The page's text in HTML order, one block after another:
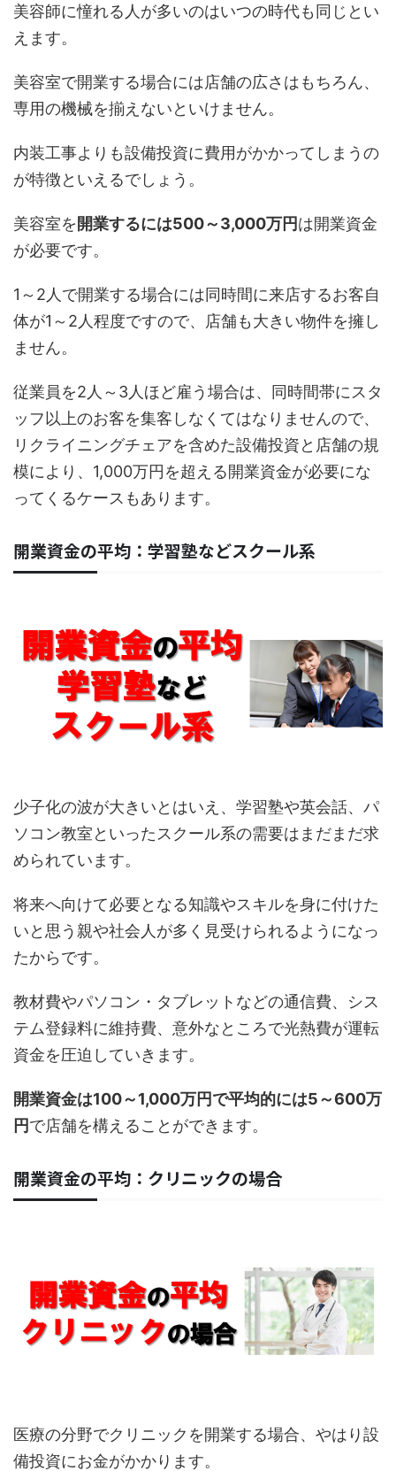
美容師に憧れる人が多いのはいつの時代も同じとい
えます。
美容室で開業する場合には店舗の広さはもちろん、
専用の機械を揃えないといけません。
内装工事よりも設備投資に費用がかかってしまうの
が特徴といえるでしょう。
美容室を 開業するには500～3,000万円は開業資金
が必要です。
1～2人で開業する場合には同時間に来店するお客自
体が1～2人程度ですので、店舗も大きい物件を擁し
ません。
従業員を2人～3人ほど雇う場合は、同時間帯にスタ
ッフ以上のお客を集客しなくてはなりませんので、
リクライニングチェアを含めた設備投資と店舗の規
模により、1,000万円を超える開業資金が必要にな
ってくるケースもあります。
開業資金の平均：学習塾などスクール系
少子化の波が大きいとはいえ、学習塾や英会話、パ
ソコン教室といったスクール系の需要はまだまだ求
められています。
将来へ向けて必要となる知識やスキルを身に付けた
いと思う親や社会人が多く見受けられるようになっ
たからです。
教材費やパソコン・タブレットなどの通信費、シス
テム登録料に維持費、意外なところで光熱費が運転
資金を圧迫していきます。
開業資金は100～1,000万円で平均的には5～600万
円で店舗を構えることができます。
開業資金の平均：クリニックの場合
医療の分野でクリニックを開業する場合、やはり設
備投資にお金がかかります。